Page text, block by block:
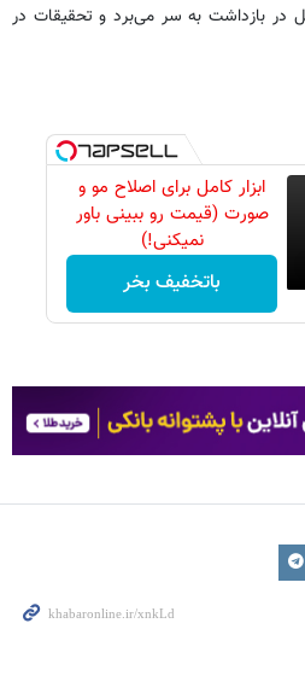
در بازداشت به سر می‌برد و تحقیقات در
ابزار کامل برای اصلاح مو و
صورت (قیمت رو ببینی باور
نمیکنی!)
باتخفیف بخر